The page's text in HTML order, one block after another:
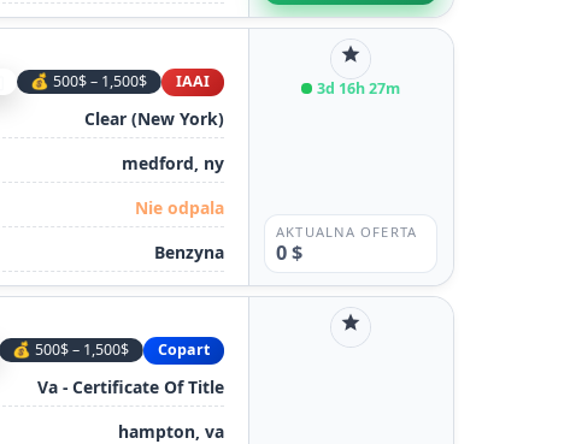
💰 500$ – 1,500$ IAAI
Clear (New York)
medford, ny
Nie odpala
Benzyna
star
3d 16h 27m
AKTUALNA OFERTA
0 $
💰 500$ – 1,500$ Copart
Va - Certificate Of Title
hampton, va
star